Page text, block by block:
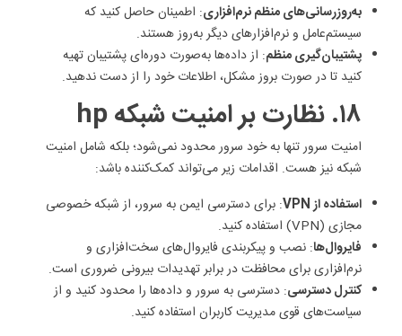
به‌روزرسانی‌های منظم نرم‌افزاری: اطمینان حاصل کنید که
سیستم‌عامل و نرم‌افزارهای دیگر به‌روز هستند.
پشتیبان‌گیری منظم: از داده‌ها به‌صورت دوره‌ای پشتیبان تهیه
کنید تا در صورت بروز مشکل، اطلاعات خود را از دست ندهید.
۱۸. نظارت بر امنیت شبکه hp
امنیت سرور تنها به خود سرور محدود نمی‌شود؛ بلکه شامل امنیت
شبکه نیز هست. اقدامات زیر می‌تواند کمک‌کننده باشد:
استفاده از VPN
: برای دسترسی ایمن به سرور، از شبکه خصوصی
مجازی (VPN) استفاده کنید.
فایروال‌ها: نصب و پیکربندی فایروال‌های سخت‌افزاری و
نرم‌افزاری برای محافظت در برابر تهدیدات بیرونی ضروری است.
کنترل دسترسی: دسترسی به سرور و داده‌ها را محدود کنید و از
سیاست‌های قوی مدیریت کاربران استفاده کنید.